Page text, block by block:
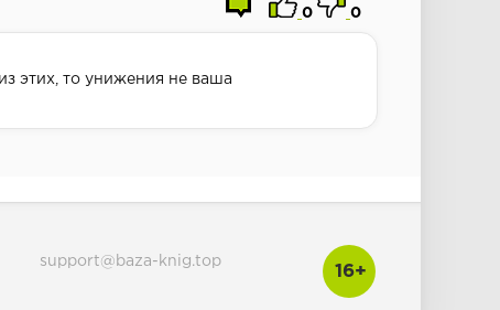
0 0
этих, то унижения не ваша
16+
support@baza-knig.top